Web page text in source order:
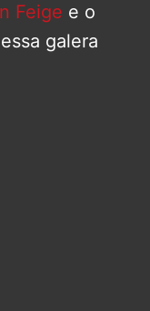
Feige e o
galera